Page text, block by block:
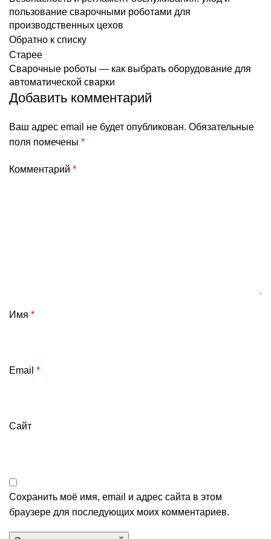
пользование сварочными роботами для
производственных цехов
Обратно к списку
Старее
Сварочные роботы — как выбрать оборудование для
автоматической сварки
Добавить комментарий
Ваш адрес email не будет опубликован. Обязательные
поля помечены *
Комментарий *
Имя *
Email *
Сайт
Сохранить моё имя, email и адрес сайта в этом
браузере для последующих моих комментариев.